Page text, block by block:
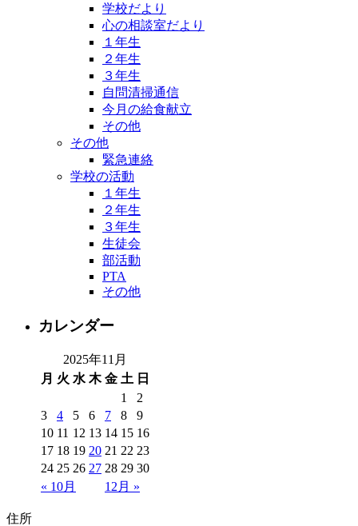
学校だより
心の相談室だより
１年生
２年生
３年生
自問清掃通信
今月の給食献立
その他
その他
緊急連絡
学校の活動
１年生
２年生
３年生
生徒会
部活動
PTA
その他
カレンダー
2025年11月
月 火 水 木 金 土 日
« 10月 12月 »
1
2
3
4 5 6 7 8
9
10 11 12 13 14 15 16
17 18 19 20 21 22 23
24 25 26 27 28 29 30
住所